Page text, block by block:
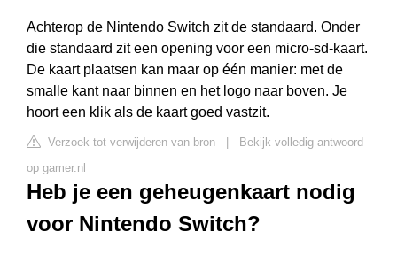
Achterop de Nintendo Switch zit de standaard. Onder
die standaard zit een opening voor een micro-sd-kaart.
De kaart plaatsen kan maar op één manier: met de
smalle kant naar binnen en het logo naar boven. Je
hoort een klik als de kaart goed vastzit.
Verzoek tot verwijderen van bron
Bekijk volledig antwoord
op gamer.nl
Heb je een geheugenkaart nodig
voor Nintendo Switch?